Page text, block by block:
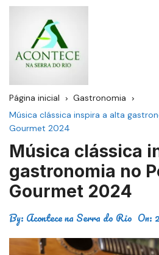
Página inicial
Gastronomia
Música clássica inspira a alta
Gourmet 2024
Música clássica
gastronomia no
Gourmet 2024
By: Acontece na Serra do Rio On: